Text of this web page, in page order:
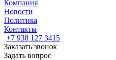
Компания
Новости
Политика
Контакты
+7 938 127 3415
Заказать звонок
Задать вопрос